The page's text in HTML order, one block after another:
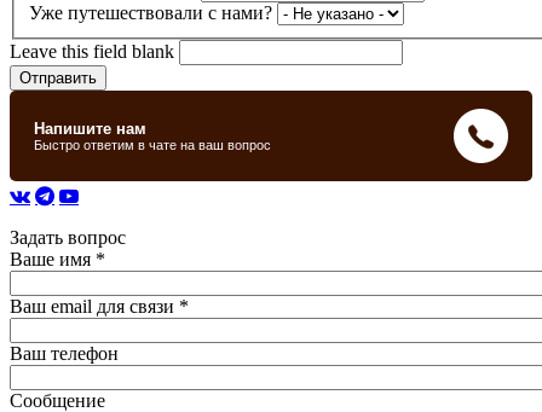
Уже путешествовали с нами?
Leave this field blank
Задать вопрос
Ваше имя *
Ваш email для связи *
Ваш телефон
Сообщение